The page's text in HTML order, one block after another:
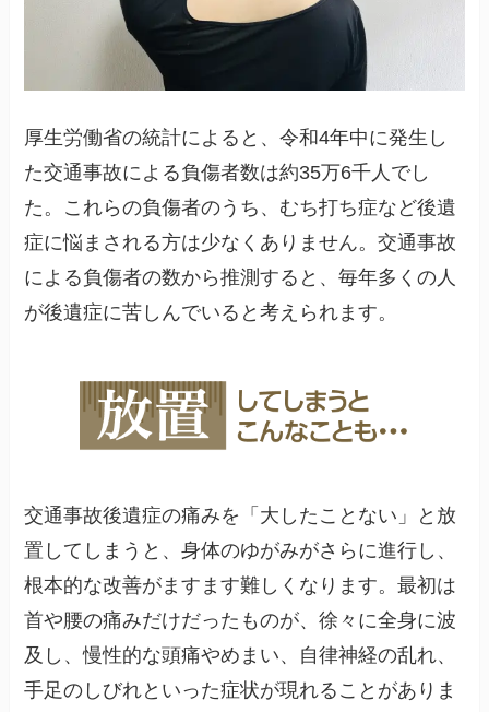
厚生労働省の統計によると、令和4年中に発生し
た交通事故による負傷者数は約35万6千人でし
た。これらの負傷者のうち、むち打ち症など後遺
症に悩まされる方は少なくありません。交通事故
による負傷者の数から推測すると、毎年多くの人
が後遺症に苦しんでいると考えられます。
交通事故後遺症の痛みを「大したことない」と放
置してしまうと、身体のゆがみがさらに進行し、
根本的な改善がますます難しくなります。最初は
首や腰の痛みだけだったものが、徐々に全身に波
及し、慢性的な頭痛やめまい、自律神経の乱れ、
手足のしびれといった症状が現れることがありま